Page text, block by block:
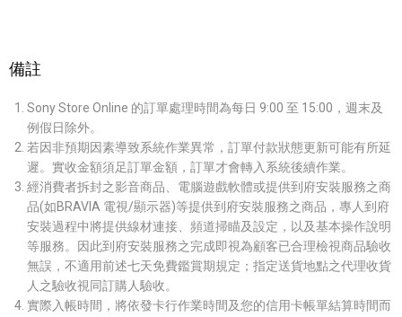
備註
Sony Store Online 的訂單處理時間為每日 9:00 至 15:00，週末及
例假日除外。
若因非預期因素導致系統作業異常，訂單付款狀態更新可能有所延
遲。實收金額須足訂單金額，訂單才會轉入系統後續作業。
經消費者拆封之影音商品、電腦遊戲軟體或提供到府安裝服務之商
品(如BRAVIA 電視/顯示器)等提供到府安裝服務之商品，專人到府
安裝過程中將提供線材連接、頻道掃瞄及設定，以及基本操作說明
等服務。因此到府安裝服務之完成即視為顧客已合理檢視商品驗收
無誤，不適用前述七天免費鑑賞期規定；指定送貨地點之代理收貨
人之驗收視同訂購人驗收。
實際入帳時間，將依發卡行作業時間及您的信用卡帳單結算時間而